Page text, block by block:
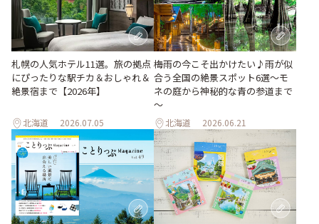
札幌の人気ホテル11選。旅の拠点
にぴったりな駅チカ＆おしゃれ＆
絶景宿まで【2026年】
北海道 2026.07.05
梅雨の今こそ出かけたい♪雨が似
合う全国の絶景スポット6選～モ
ネの庭から神秘的な青の参道まで
～
北海道 2026.06.21